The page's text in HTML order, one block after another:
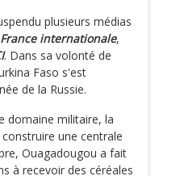
plusieurs médias
internationale,
. Dans sa volonté de
Faso s'est
de la Russie.
domaine militaire, la
une centrale
Ouagadougou a fait
à recevoir des céréales